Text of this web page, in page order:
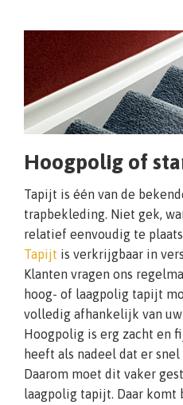
Hoogpolig of
Tapijt is één van de
trapbekleding. Niet gek,
relatief eenvoudig te
Tapijt is verkrijgbaar in
Klanten vragen ons
hoog- of laagpolig tapijt
volledig afhankelijk van
Hoogpolig is erg zacht en
heeft als nadeel dat er
Daarom moet dit vaker
laagpolig tapijt. Daar komt